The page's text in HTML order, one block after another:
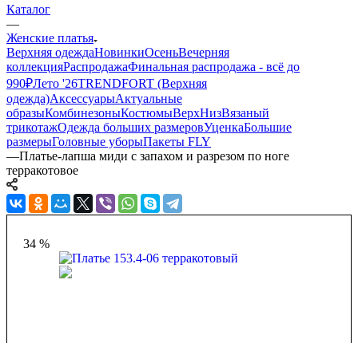
Каталог
—
Женские платья
Верхняя одеждаНовинкиОсеньВечерняя
коллекцияРаспродажаФинальная распродажа - всё до
990₽Лето '26TRENDFORT (Верхняя
одежда)АксессуарыАктуальные
образыКомбинезоныКостюмыВерхНизВязаный
трикотажОдежда больших размеровУценкаБольшие
размерыГоловные уборыПакеты FLY
—Платье-лапша миди с запахом и разрезом по ноге
терракотовое
34 %